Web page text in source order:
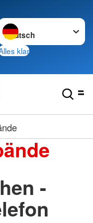
wechseln zu
klar
-